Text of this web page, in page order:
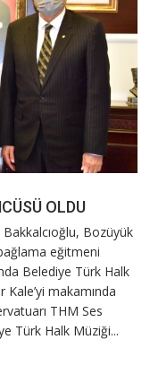
OLDU
Bozüyük
eğitmeni
Belediye Türk Halk
makamında
THM Ses
Türk Halk Müziği...